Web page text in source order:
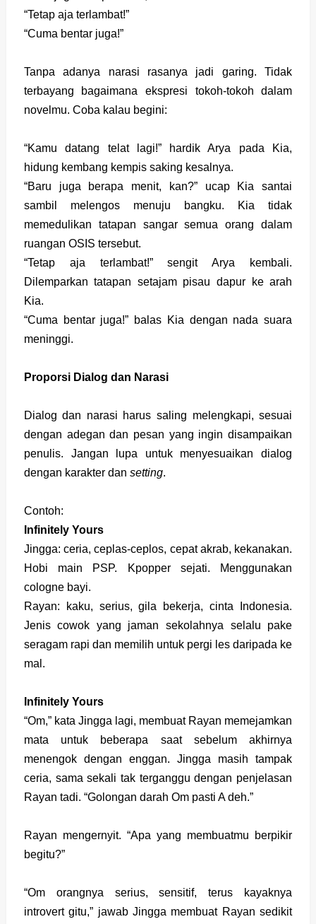
“Tetap aja terlambat!”
“Cuma bentar juga!”
Tanpa adanya narasi rasanya jadi garing. Tidak
terbayang bagaimana ekspresi tokoh-tokoh dalam
novelmu. Coba kalau begini:
“Kamu datang telat lagi!” hardik Arya pada Kia,
hidung kembang kempis saking kesalnya.
“Baru juga berapa menit, kan?” ucap Kia santai
sambil melengos menuju bangku. Kia tidak
memedulikan tatapan sangar semua orang dalam
ruangan OSIS tersebut.
“Tetap aja terlambat!” sengit Arya kembali.
Dilemparkan tatapan setajam pisau dapur ke arah
Kia.
“Cuma bentar juga!” balas Kia dengan nada suara
meninggi.
Proporsi Dialog dan Narasi
Dialog dan narasi harus saling melengkapi, sesuai
dengan adegan dan pesan yang ingin disampaikan
penulis. Jangan lupa untuk menyesuaikan dialog
dengan karakter dan setting.
Contoh:
Infinitely Yours
Jingga: ceria, ceplas-ceplos, cepat akrab, kekanakan.
Hobi main PSP. Kpopper sejati. Menggunakan
cologne bayi.
Rayan: kaku, serius, gila bekerja, cinta Indonesia.
Jenis cowok yang jaman sekolahnya selalu pake
seragam rapi dan memilih untuk pergi les daripada ke
mal.
Infinitely Yours
“Om,” kata Jingga lagi, membuat Rayan memejamkan
mata untuk beberapa saat sebelum akhirnya
menengok dengan enggan. Jingga masih tampak
ceria, sama sekali tak terganggu dengan penjelasan
Rayan tadi. “Golongan darah Om pasti A deh.”
Rayan mengernyit. “Apa yang membuatmu berpikir
begitu?”
“Om orangnya serius, sensitif, terus kayaknya
introvert gitu,” jawab Jingga membuat Rayan sedikit